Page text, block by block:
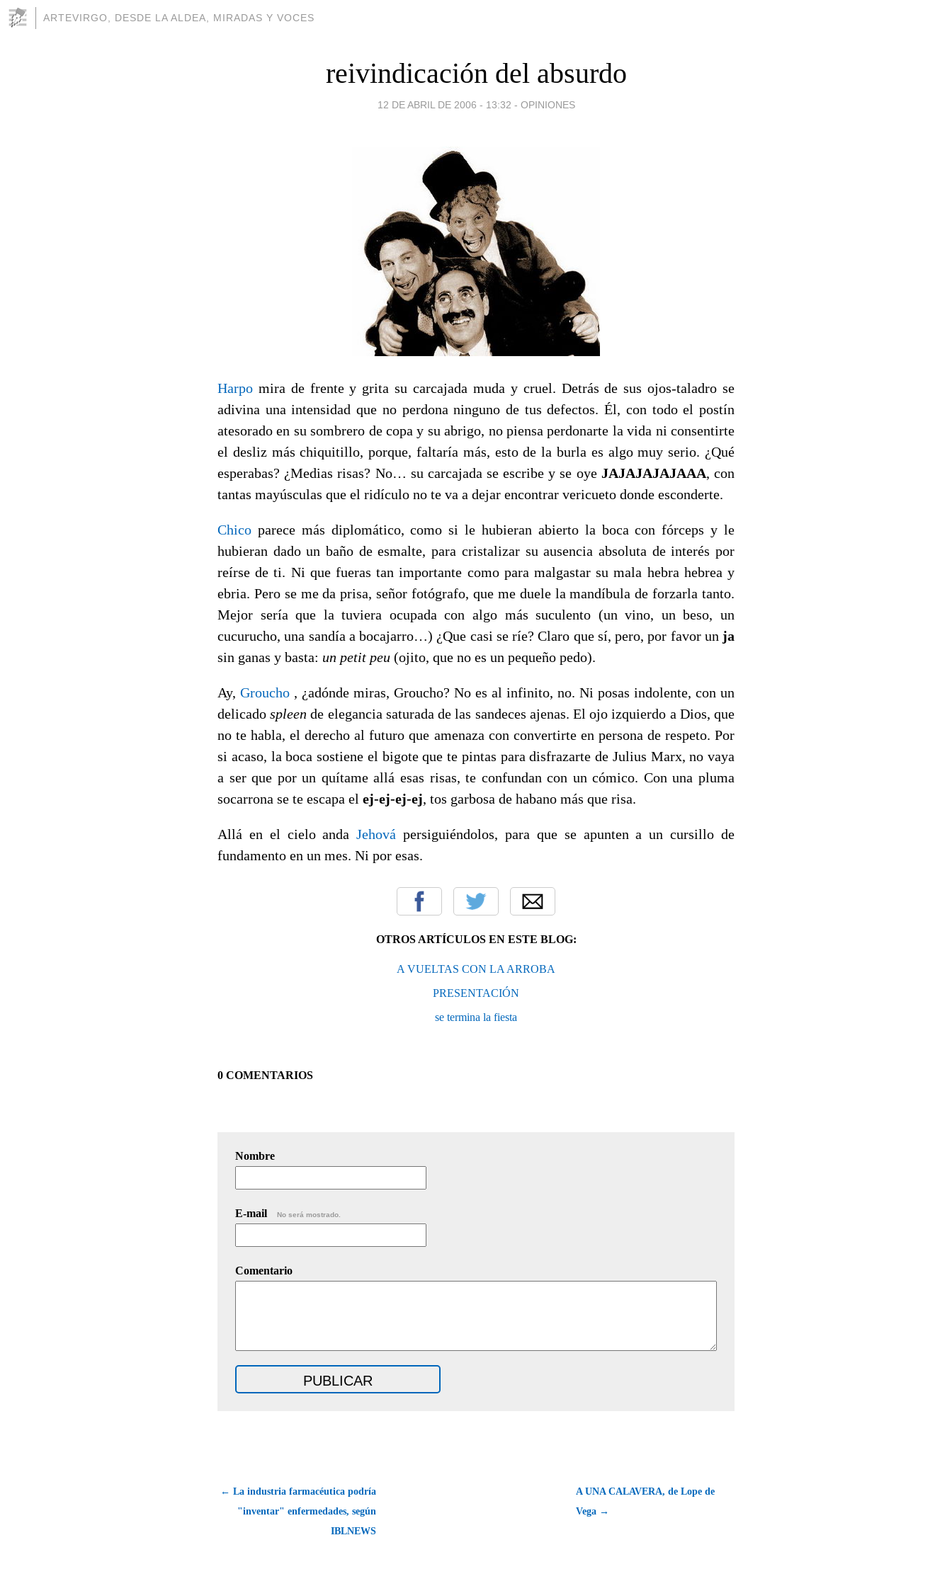
ARTEVIRGO, DESDE LA ALDEA, MIRADAS Y VOCES
reivindicación del absurdo
12 DE ABRIL DE 2006 - 13:32 - OPINIONES
Harpo mira de frente y grita su carcajada muda y cruel. Detrás de sus ojos-taladro se
adivina una intensidad que no perdona ninguno de tus defectos. Él, con todo el postín
atesorado en su sombrero de copa y su abrigo, no piensa perdonarte la vida ni consentirte
el desliz más chiquitillo, porque, faltaría más, esto de la burla es algo muy serio. ¿Qué
esperabas? ¿Medias risas? No… su carcajada se escribe y se oye JAJAJAJAJAAA, con
tantas mayúsculas que el ridículo no te va a dejar encontrar vericueto donde esconderte.
Chico parece más diplomático, como si le hubieran abierto la boca con fórceps y le
hubieran dado un baño de esmalte, para cristalizar su ausencia absoluta de interés por
reírse de ti. Ni que fueras tan importante como para malgastar su mala hebra hebrea y
ebria. Pero se me da prisa, señor fotógrafo, que me duele la mandíbula de forzarla tanto.
Mejor sería que la tuviera ocupada con algo más suculento (un vino, un beso, un
cucurucho, una sandía a bocajarro…) ¿Que casi se ríe? Claro que sí, pero, por favor un ja
sin ganas y basta: un petit peu (ojito, que no es un pequeño pedo).
Ay, Groucho , ¿adónde miras, Groucho? No es al infinito, no. Ni posas indolente, con un
delicadospleen de elegancia saturada de las sandeces ajenas. El ojo izquierdo a Dios, que
no te habla, el derecho al futuro que amenaza con convertirte en persona de respeto. Por
si acaso, la boca sostiene el bigote que te pintas para disfrazarte de Julius Marx, no vaya
a ser que por un quítame allá esas risas, te confundan con un cómico. Con una pluma
socarrona se te escapa el ej-ej-ej-ej, tos garbosa de habano más que risa.
Allá en el cielo andaJehovápersiguiéndolos, para que se apunten a un cursillo de
fundamento en un mes. Ni por esas.
OTROS ARTÍCULOS EN ESTE BLOG:
A VUELTAS CON LA ARROBA
PRESENTACIÓN
se termina la fiesta
0 COMENTARIOS
Nombre
E-mail No será mostrado.
Comentario
← La industria farmacéutica podría
"inventar" enfermedades, según
IBLNEWS
A UNA CALAVERA, de Lope de
Vega →